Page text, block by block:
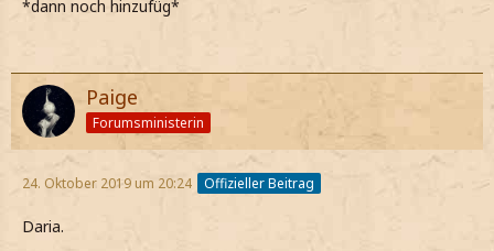
*dann noch hinzufüg*
Paige
Forumsministerin
24. Oktober 2019 um 20:24 Offizieller Beitrag
Daria.